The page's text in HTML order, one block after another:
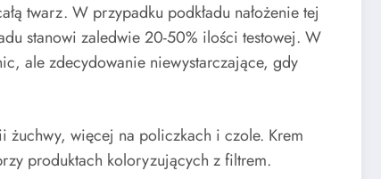
twarz. W przypadku podkładu nałożenie tej
stanowi zaledwie 20-50% ilości testowej. W
ale zdecydowanie niewystarczające, gdy
żuchwy, więcej na policzkach i czole. Krem
produktach koloryzujących z filtrem.